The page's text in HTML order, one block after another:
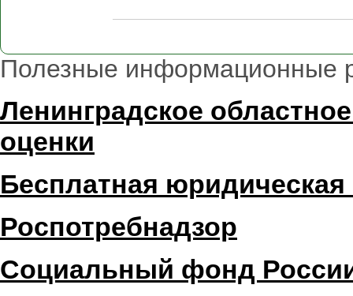
Полезные информационные
Ленинградское
оценки
Бесплатная
Роспотребнадзор
Социальный фонд